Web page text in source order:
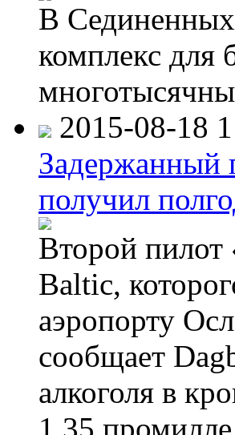
В
комплекс для
2015-08-18
Задержанный
получил
Второй пилот
Baltic,
аэропорту
сообщает
алкоголя в
1,35 промилле.